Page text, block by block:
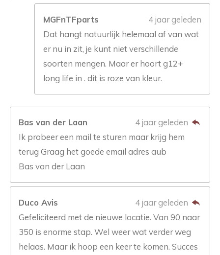
MGFnTFparts
4 jaar geleden
Dat hangt natuurlijk helemaal af van wat
er nu in zit, je kunt niet verschillende
soorten mengen. Maar er hoort g12+
long life in . dit is roze van kleur.
Bas van der Laan
4 jaar geleden
Ik probeer een mail te sturen maar krijg hem
terug Graag het goede email adres aub
Bas van der Laan
Duco Avis
4 jaar geleden
Gefeliciteerd met de nieuwe locatie. Van 90 naar
350 is enorme stap. Wel weer wat verder weg
helaas. Maar ik hoop een keer te komen. Succes